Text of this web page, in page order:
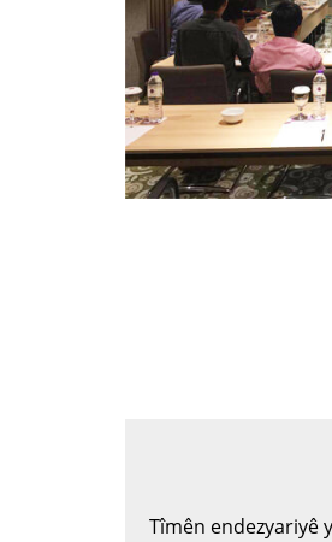
Tîmên endezyariyê